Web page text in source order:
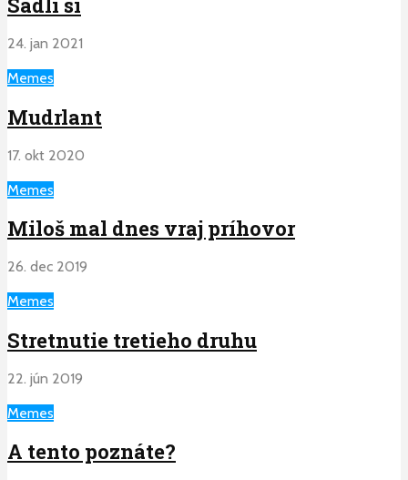
24. jan 2021
Memes
Mudrlant
17. okt 2020
Memes
Miloš mal dnes vraj príhovor
26. dec 2019
Memes
Stretnutie tretieho druhu
22. jún 2019
Memes
A tento poznáte?